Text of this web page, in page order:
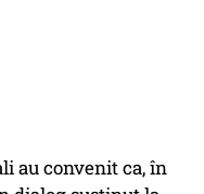
au convenit ca, în